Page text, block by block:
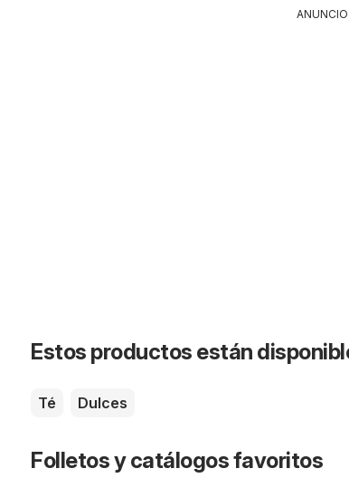
ANUNCIO
Estos productos están
Té Dulces
Folletos y catálogos favoritos